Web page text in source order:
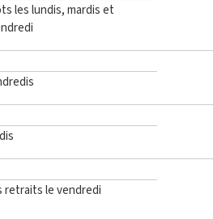
les lundis, mardis et
retraits le vendredi